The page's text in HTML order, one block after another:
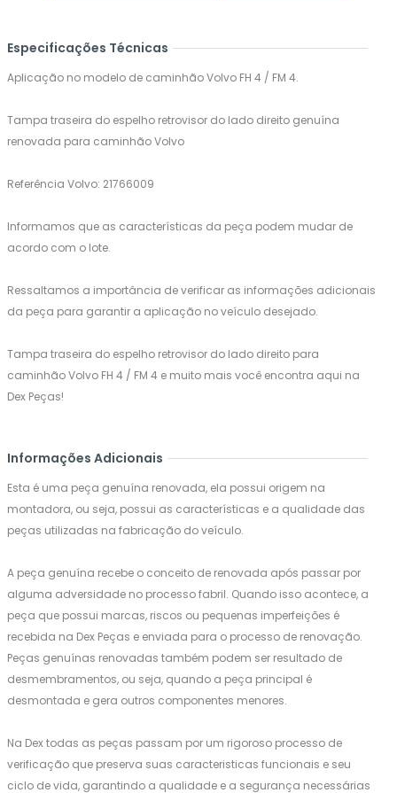
Especificações Técnicas
Aplicação no modelo de caminhão Volvo FH 4 / FM 4.
Tampa traseira do espelho retrovisor do lado direito genuína
renovada para caminhão Volvo
Referência Volvo: 21766009
Informamos que as características da peça podem mudar de
acordo com o lote.
Ressaltamos a importância de verificar as informações adicionais
da peça para garantir a aplicação no veículo desejado.
Tampa traseira do espelho retrovisor do lado direito para
caminhão Volvo FH 4 / FM 4 e muito mais você encontra aqui na
Dex Peças!
Informações Adicionais
Esta é uma peça genuína renovada, ela possui origem na
montadora, ou seja, possui as características e a qualidade das
peças utilizadas na fabricação do veículo.
A peça genuína recebe o conceito de renovada após passar por
alguma adversidade no processo fabril. Quando isso acontece, a
peça que possui marcas, riscos ou pequenas imperfeições é
recebida na Dex Peças e enviada para o processo de renovação.
Peças genuínas renovadas também podem ser resultado de
desmembramentos, ou seja, quando a peça principal é
desmontada e gera outros componentes menores.
Na Dex todas as peças passam por um rigoroso processo de
verificação que preserva suas caracteristicas funcionais e seu
ciclo de vida, garantindo a qualidade e a segurança necessárias